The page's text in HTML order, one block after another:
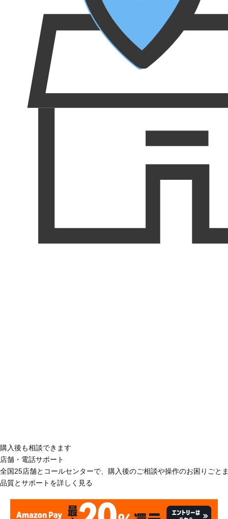
購入後も相談できます
店舗・電話サポート
全国25店舗とコールセンターで、購入後のご相談や操作のお困りごと
品質とサポートを詳しく見る